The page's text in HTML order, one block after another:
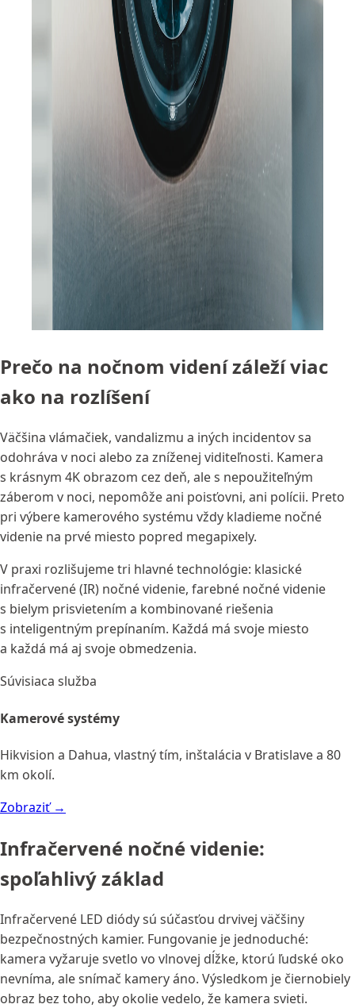
Prečo na nočnom videní záleží viac
ako na rozlíšení
Väčšina vlámačiek, vandalizmu a iných incidentov sa
odohráva v noci alebo za zníženej viditeľnosti. Kamera
s krásnym 4K obrazom cez deň, ale s nepoužiteľným
záberom v noci, nepomôže ani poisťovni, ani polícii. Preto
pri výbere kamerového systému vždy kladieme nočné
videnie na prvé miesto popred megapixely.
V praxi rozlišujeme tri hlavné technológie: klasické
infračervené (IR) nočné videnie, farebné nočné videnie
s bielym prisvietením a kombinované riešenia
s inteligentným prepínaním. Každá má svoje miesto
a každá má aj svoje obmedzenia.
Súvisiaca služba
Kamerové systémy
Hikvision a Dahua, vlastný tím, inštalácia v Bratislave a 80
km okolí.
Zobraziť →
Infračervené nočné videnie:
spoľahlivý základ
Infračervené LED diódy sú súčasťou drvivej väčšiny
bezpečnostných kamier. Fungovanie je jednoduché:
kamera vyžaruje svetlo vo vlnovej dĺžke, ktorú ľudské oko
nevníma, ale snímač kamery áno. Výsledkom je čiernobiely
obraz bez toho, aby okolie vedelo, že kamera svieti.